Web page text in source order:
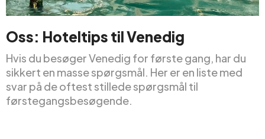
Oss: Hoteltips til Venedig
Hvis du besøger Venedig for første gang, har du
sikkert en masse spørgsmål. Her er en liste med
svar på de oftest stillede spørgsmål til
førstegangsbesøgende.